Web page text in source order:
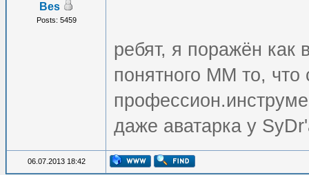
Bes
Posts: 5459
ребят, я поражён как
понятного ММ то, что
даже аватарка у
06.07.2013 18:42